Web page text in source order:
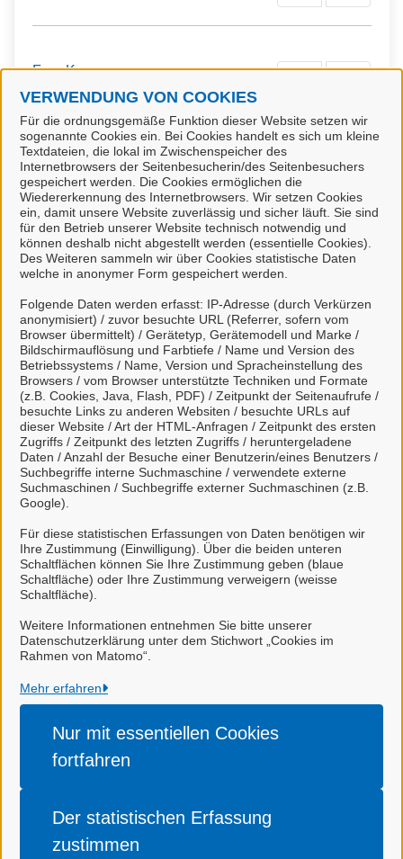
VERWENDUNG VON COOKIES
Für die ordnungsgemäße Funktion dieser Website setzen wir
sogenannte Cookies ein. Bei Cookies handelt es sich um kleine
Textdateien, die lokal im Zwischenspeicher des
Internetbrowsers der Seitenbesucherin/des Seitenbesuchers
gespeichert werden. Die Cookies ermöglichen die
Wiedererkennung des Internetbrowsers. Wir setzen Cookies
ein, damit unsere Website zuverlässig und sicher läuft. Sie sind
für den Betrieb unserer Website technisch notwendig und
können deshalb nicht abgestellt werden (essentielle Cookies).
Des Weiteren sammeln wir über Cookies statistische Daten
welche in anonymer Form gespeichert werden.
Folgende Daten werden erfasst: IP-Adresse (durch Verkürzen
anonymisiert) / zuvor besuchte URL (Referrer, sofern vom
Browser übermittelt) / Gerätetyp, Gerätemodell und Marke /
Bildschirmauflösung und Farbtiefe / Name und Version des
Betriebssystems / Name, Version und Spracheinstellung des
Browsers / vom Browser unterstützte Techniken und Formate
(z.B. Cookies, Java, Flash, PDF) / Zeitpunkt der Seitenaufrufe /
besuchte Links zu anderen Websiten / besuchte URLs auf
dieser Website / Art der HTML-Anfragen / Zeitpunkt des ersten
Zugriffs / Zeitpunkt des letzten Zugriffs / heruntergeladene
Daten / Anzahl der Besuche einer Benutzerin/eines Benutzers /
Suchbegriffe interne Suchmaschine / verwendete externe
Suchmaschinen / Suchbegriffe externer Suchmaschinen (z.B.
Google).
Für diese statistischen Erfassungen von Daten benötigen wir
Ihre Zustimmung (Einwilligung). Über die beiden unteren
Schaltflächen können Sie Ihre Zustimmung geben (blaue
Schaltfläche) oder Ihre Zustimmung verweigern (weisse
Schaltfläche).
Weitere Informationen entnehmen Sie bitte unserer
Datenschutzerklärung unter dem Stichwort „Cookies im
Rahmen von Matomo“.
Mehr erfahren
Nur mit essentiellen Cookies
fortfahren
Der statistischen Erfassung
zustimmen
Frau Kares
Frau Reiß
Frau Wohlers
Frau Dreher
Frau Lippmann
Frau Rippin
Stadt Celle
Impressum
Datenschutzerklärung
Cookie-Einstellungen